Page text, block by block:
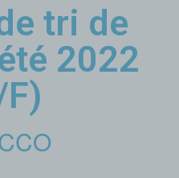
tri de
2022